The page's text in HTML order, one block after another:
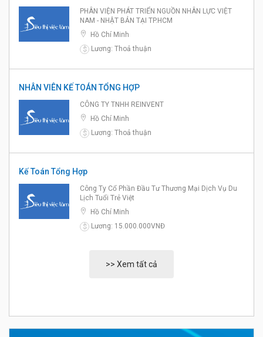
PHÂN VIỆN PHÁT TRIỂN NGUỒN NHÂN LỰC VIỆT
NAM - NHẬT BẢN TẠI TP.HCM
Hồ Chí Minh
$
Lương: Thoả thuận
NHÂN VIÊN KẾ TOÁN TỔNG HỢP
CÔNG TY TNHH REINVENT
Hồ Chí Minh
$
Lương: Thoả thuận
Kế Toán Tổng Hợp
Công Ty Cổ Phần Đầu Tư Thương Mại Dịch Vụ Du
Lịch Tuổi Trẻ Việt
Hồ Chí Minh
$
Lương: 15.000.000VNĐ
>> Xem tất cả